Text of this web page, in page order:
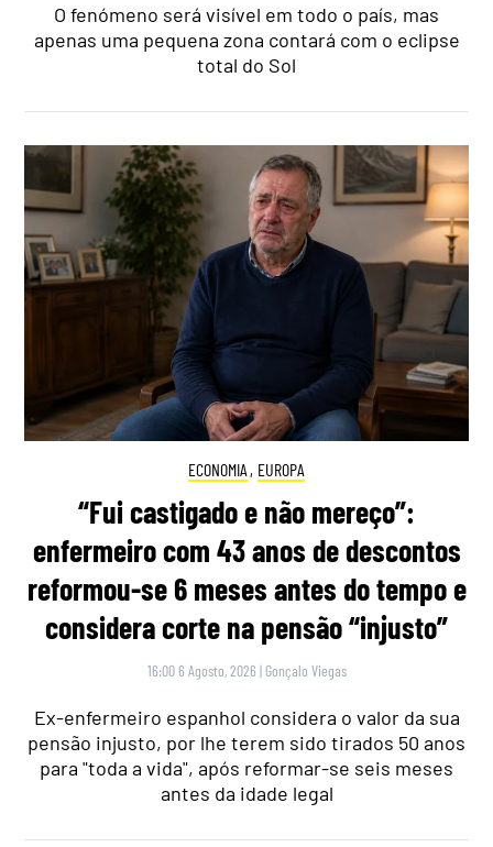
O fenómeno será visível em todo o país, mas
apenas uma pequena zona contará com o eclipse
total do Sol
ECONOMIA , EUROPA
“Fui castigado e não mereço”:
enfermeiro com 43 anos de descontos
reformou-se 6 meses antes do tempo e
considera corte na pensão “injusto”
16:00 6 Agosto, 2026 | Gonçalo Viegas
Ex-enfermeiro espanhol considera o valor da sua
pensão injusto, por lhe terem sido tirados 50 anos
para "toda a vida", após reformar-se seis meses
antes da idade legal